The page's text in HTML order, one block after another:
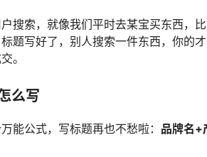
搜索，就像我们平时去某宝买东西，
题写好了，别人搜索一件东西，你的
。
么写
能公式，写标题再也不愁啦： 品牌名+